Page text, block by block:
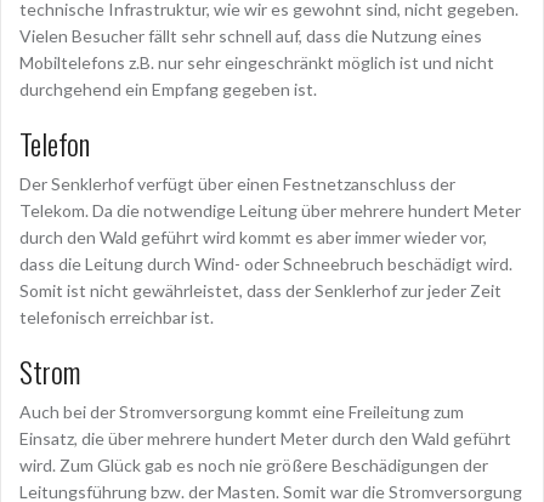
technische Infrastruktur, wie wir es gewohnt sind, nicht gegeben.
Vielen Besucher fällt sehr schnell auf, dass die Nutzung eines
Mobiltelefons z.B. nur sehr eingeschränkt möglich ist und nicht
durchgehend ein Empfang gegeben ist.
Telefon
Der Senklerhof verfügt über einen Festnetzanschluss der
Telekom. Da die notwendige Leitung über mehrere hundert Meter
durch den Wald geführt wird kommt es aber immer wieder vor,
dass die Leitung durch Wind- oder Schneebruch beschädigt wird.
Somit ist nicht gewährleistet, dass der Senklerhof zur jeder Zeit
telefonisch erreichbar ist.
Strom
Auch bei der Stromversorgung kommt eine Freileitung zum
Einsatz, die über mehrere hundert Meter durch den Wald geführt
wird. Zum Glück gab es noch nie größere Beschädigungen der
Leitungsführung bzw. der Masten. Somit war die Stromversorgung